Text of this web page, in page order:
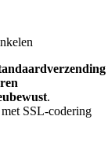
.
met SSL-codering